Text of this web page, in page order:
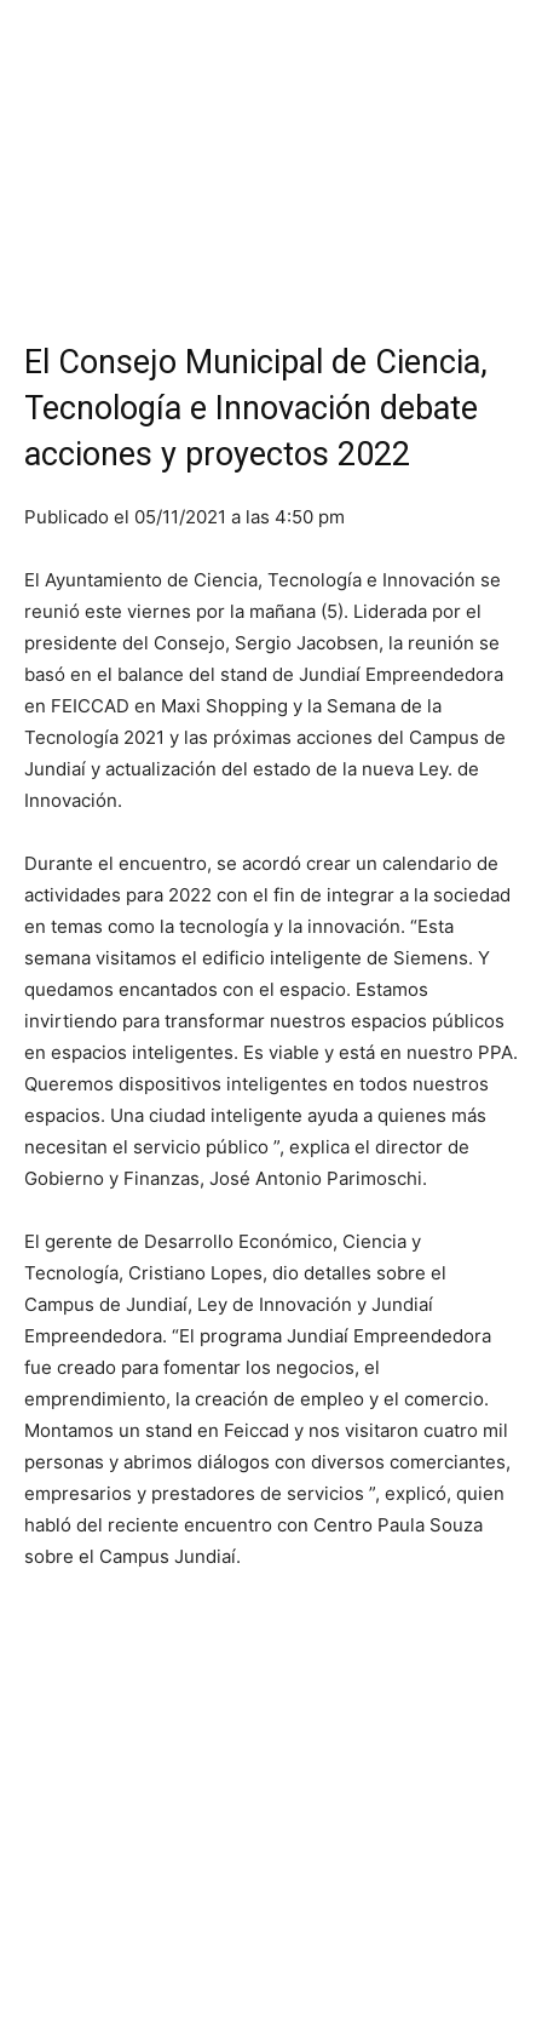
El Consejo Municipal de Ciencia,
Tecnología e Innovación debate
acciones y proyectos 2022
Publicado el 05/11/2021 a las 4:50 pm
El Ayuntamiento de Ciencia, Tecnología e Innovación se
reunió este viernes por la mañana (5). Liderada por el
presidente del Consejo, Sergio Jacobsen, la reunión se
basó en el balance del stand de Jundiaí Empreendedora
en FEICCAD en Maxi Shopping y la Semana de la
Tecnología 2021 y las próximas acciones del Campus de
Jundiaí y actualización del estado de la nueva Ley. de
Innovación.
Durante el encuentro, se acordó crear un calendario de
actividades para 2022 con el fin de integrar a la sociedad
en temas como la tecnología y la innovación. “Esta
semana visitamos el edificio inteligente de Siemens. Y
quedamos encantados con el espacio. Estamos
invirtiendo para transformar nuestros espacios públicos
en espacios inteligentes. Es viable y está en nuestro PPA.
Queremos dispositivos inteligentes en todos nuestros
espacios. Una ciudad inteligente ayuda a quienes más
necesitan el servicio público ”, explica el director de
Gobierno y Finanzas, José Antonio Parimoschi.
El gerente de Desarrollo Económico, Ciencia y
Tecnología, Cristiano Lopes, dio detalles sobre el
Campus de Jundiaí, Ley de Innovación y Jundiaí
Empreendedora. “El programa Jundiaí Empreendedora
fue creado para fomentar los negocios, el
emprendimiento, la creación de empleo y el comercio.
Montamos un stand en Feiccad y nos visitaron cuatro mil
personas y abrimos diálogos con diversos comerciantes,
empresarios y prestadores de servicios ”, explicó, quien
habló del reciente encuentro con Centro Paula Souza
sobre el Campus Jundiaí.